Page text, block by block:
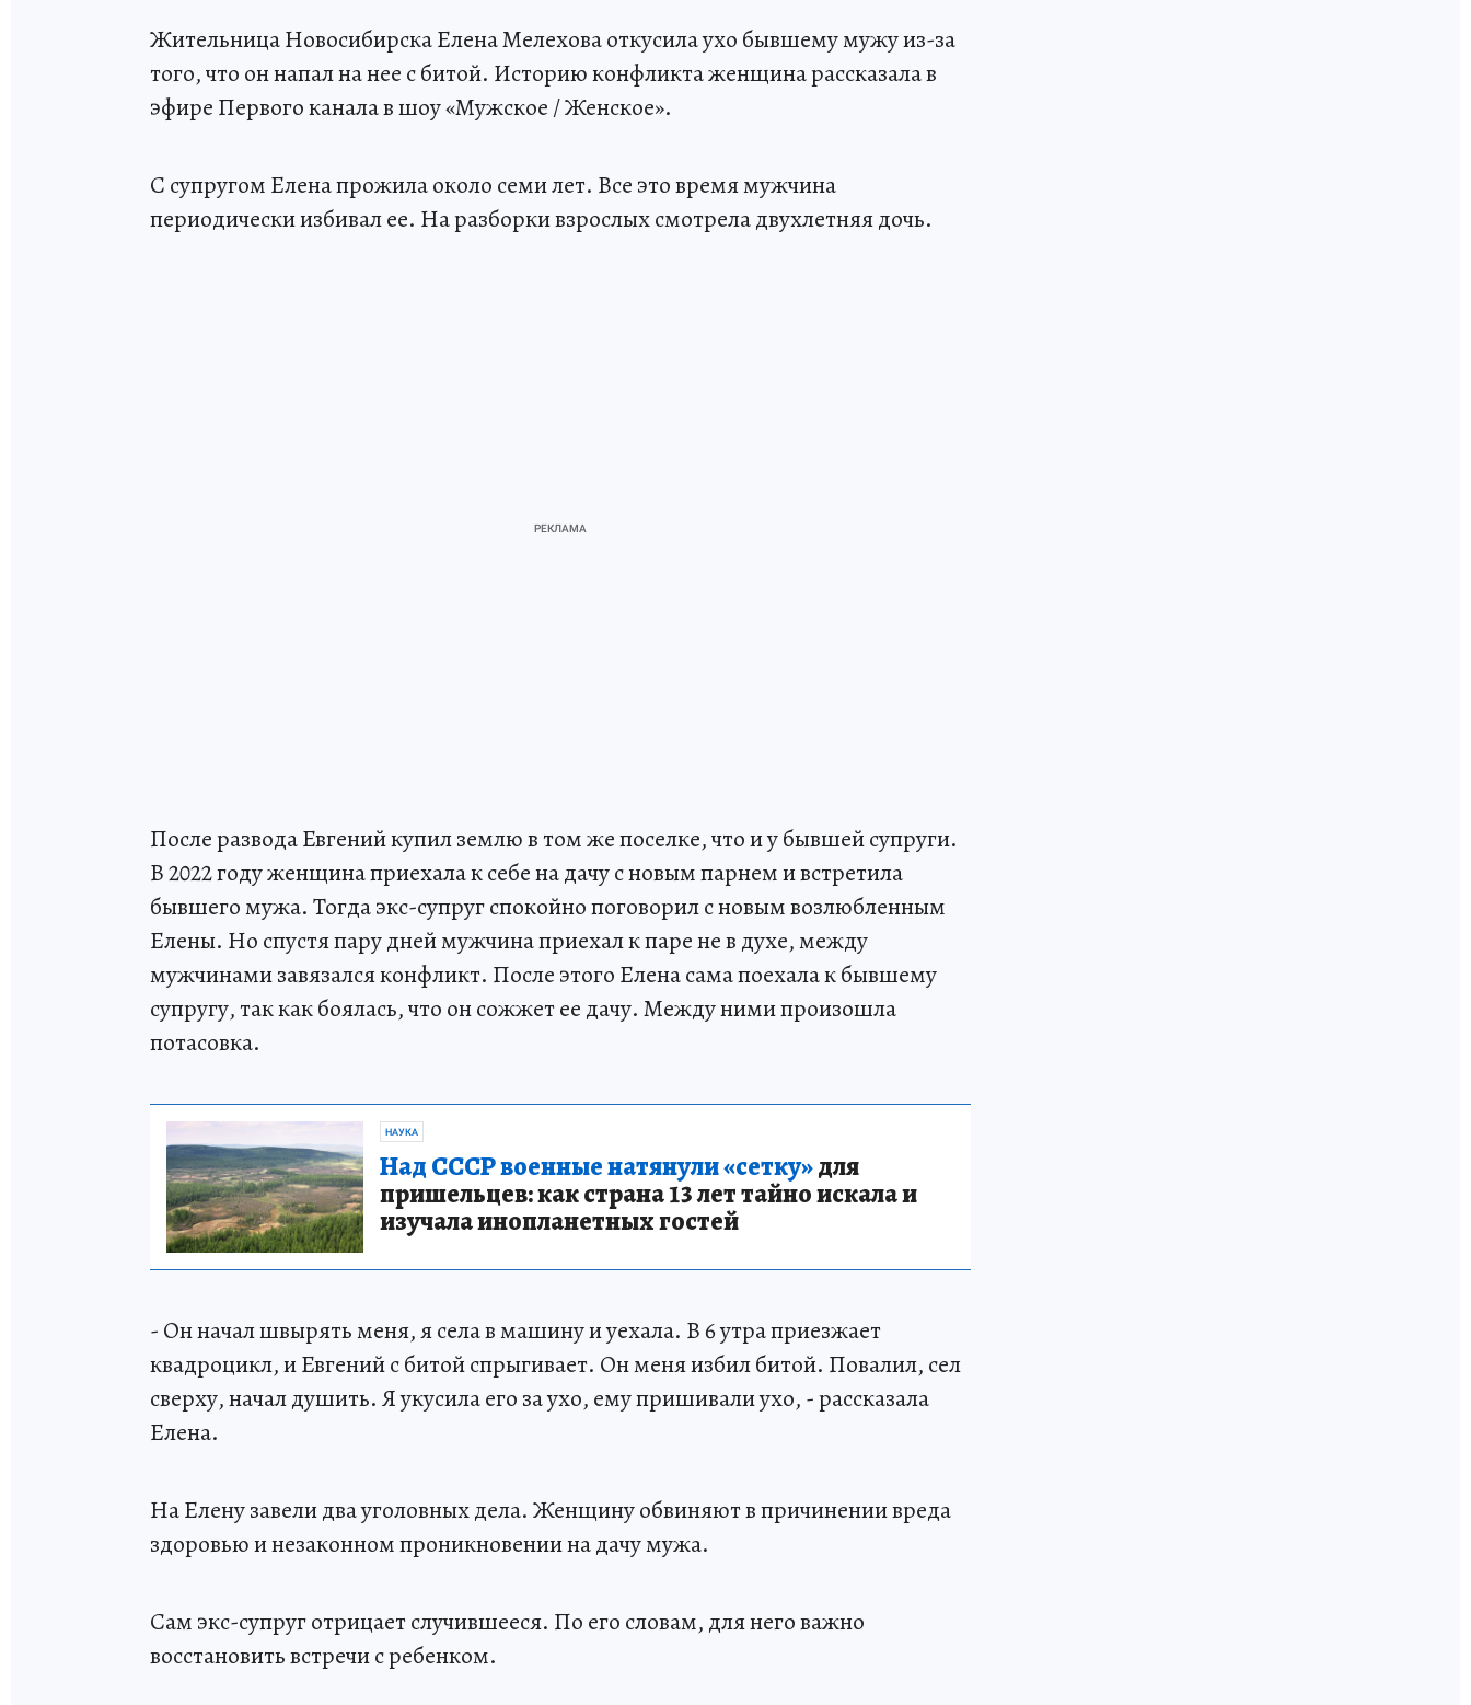
Жительница Новосибирска Елена Мелехова откусила ухо бывшему мужу из-за
того, что он напал на нее с битой. Историю конфликта женщина рассказала в
эфире Первого канала в шоу «Мужское / Женское».
С супругом Елена прожила около семи лет. Все это время мужчина
периодически избивал ее. На разборки взрослых смотрела двухлетняя дочь.
После развода Евгений купил землю в том же поселке, что и у бывшей супруги.
В 2022 году женщина приехала к себе на дачу с новым парнем и встретила
бывшего мужа. Тогда экс-супруг спокойно поговорил с новым возлюбленным
Елены. Но спустя пару дней мужчина приехал к паре не в духе, между
мужчинами завязался конфликт. После этого Елена сама поехала к бывшему
супругу, так как боялась, что он сожжет ее дачу. Между ними произошла
потасовка.
НАУКА
Над СССР военные натянули «сетку»для
пришельцев: как страна 13 лет тайно искала и
изучала инопланетных гостей
- Он начал швырять меня, я села в машину и уехала. В 6 утра приезжает
квадроцикл, и Евгений с битой спрыгивает. Он меня избил битой. Повалил, сел
сверху, начал душить. Я укусила его за ухо, ему пришивали ухо, - рассказала
Елена.
На Елену завели два уголовных дела. Женщину обвиняют в причинении вреда
здоровью и незаконном проникновении на дачу мужа.
Сам экс-супруг отрицает случившееся. По его словам, для него важно
восстановить встречи с ребенком.